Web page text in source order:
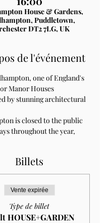
House & Gardens,
Puddletown,
DT2 7LG, UK
de l'événement
one of England's
Manor Houses
by stunning architectural
is closed to the public
throughout the year,
Billets
Vente expirée
Type de billet
HOUSE+GARDEN